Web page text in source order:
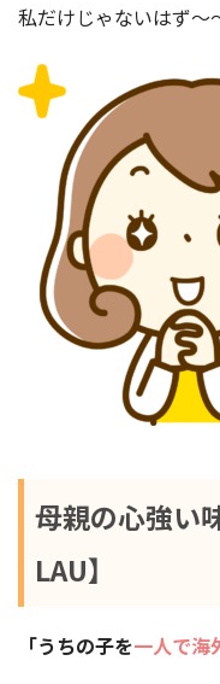
私だけじゃないはず〜
母親の心強い
LAU】
「うちの子を一人で海